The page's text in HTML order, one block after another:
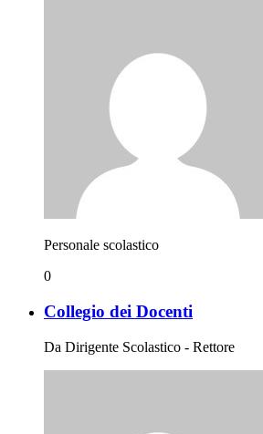
Personale scolastico
0
Collegio dei Docenti
Da Dirigente Scolastico - Rettore